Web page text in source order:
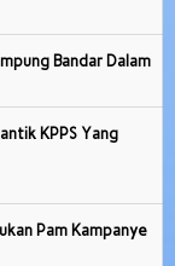
Bandar Dalam
KPPS Yang
Pam Kampanye